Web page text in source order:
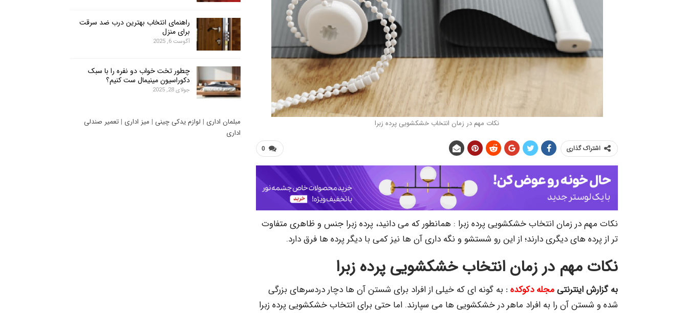
نکات مهم در زمان انتخاب خشکشویی پرده زبرا
0 اشتراک گذاری
نکات مهم در زمان انتخاب خشکشویی پرده زبرا : همانطور که می دانید، پرده زبرا جنس و ظاهری متفاوت
تر از پرده های دیگری دارند؛ از این رو شستشو و نگه داری آن ها نیز کمی با دیگر پرده ها فرق دارد.
نکات مهم در زمان انتخاب خشکشویی پرده زبرا
به گزارش اینترنتیمجله دکوکده: به گونه ای که خیلی از افراد برای شستن آن ها دچار دردسرهای بزرگی
شده و شستن آن را به افراد ماهر در خشکشویی ها می سپارند. اما حتی برای انتخاب خشکشویی پرده زبرا
راهنمای انتخاب بهترین درب ضد سرقت
برای منزل
آگوست 6, 2025
چطور تخت خواب دو نفره را با سبک
دکوراسیون مینیمال ست کنیم؟
جولای 28, 2025
مبلمان اداری | لوازم یدکی چینی | میز اداری | تعمیر صندلی
اداری